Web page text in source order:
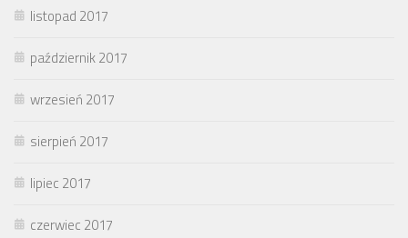
listopad 2017
październik 2017
wrzesień 2017
sierpień 2017
lipiec 2017
czerwiec 2017